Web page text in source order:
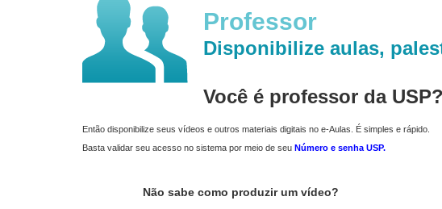
Professor
Disponibilize aulas,
Você é professor da USP?
Então disponibilize seus vídeos e outros materiais digitais no e-Aulas. É simples e rápido.
Basta validar seu acesso no sistema por meio de seu Número e senha USP.
Não sabe como produzir um vídeo?